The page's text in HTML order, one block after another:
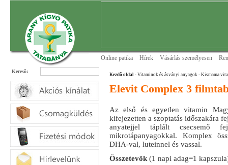
Online patika Hírek Vásárlás személyesen
Keresõ:
Kezdõ oldal - Vitaminok és ásványi anyagok - Kismama
Elevit Complex 3
Az első és egyetlen vitamin
kifejezetten a szoptatás időszakára
anyatejjel táplált csecsemő
mikrotápanyagokkal. Komplex
DHA-val, luteinnel és vassal.
Összetevők (1 napi adag=1